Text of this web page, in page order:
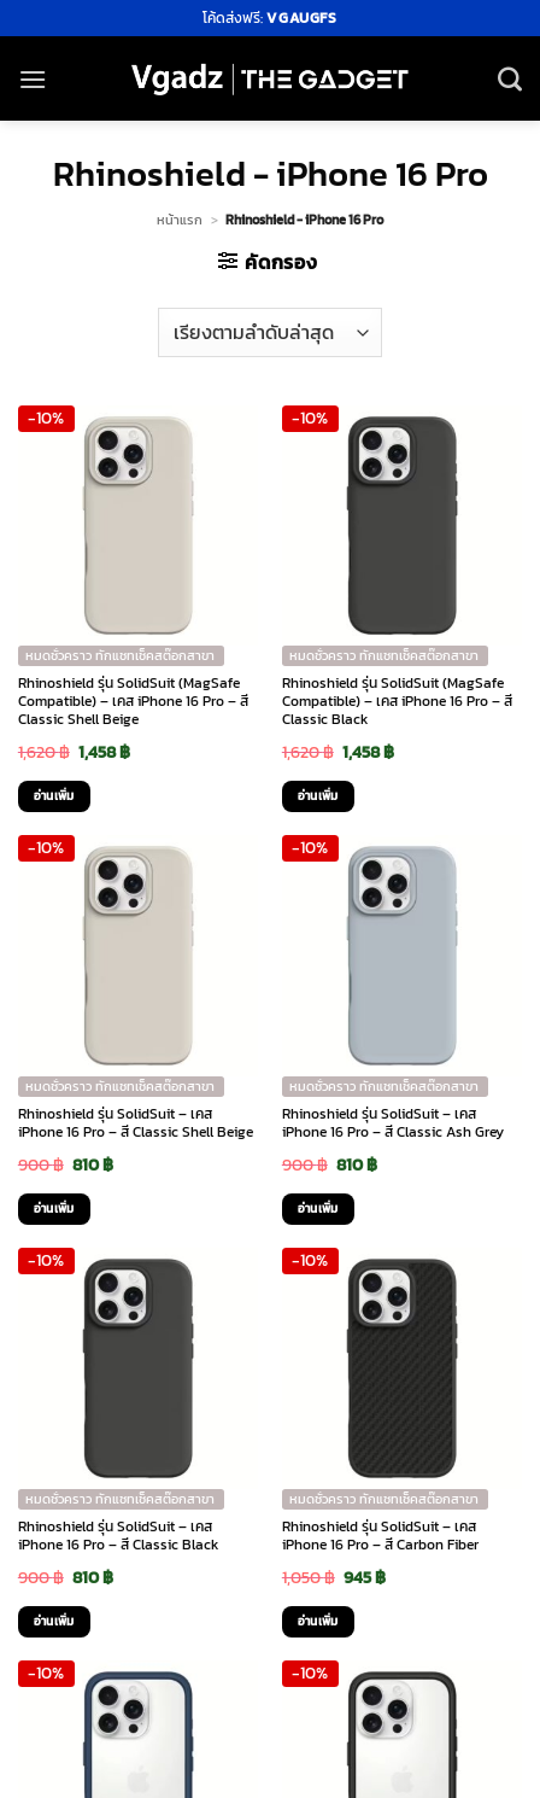
ไป
ยัง
โค้ดส่งฟรี:VGAUGFS
Rhinoshield - iPhone 16 Pro
หน้าแรก > Rhinoshield - iPhone 16 Pro
คัดกรอง
-10%
หมดชั่วคราว ทักแชทเช็คสต๊อกสาขา
Rhinoshield รุ่น SolidSuit (MagSafe
Compatible) – เคส iPhone 16 Pro – สี
Classic Shell Beige
1,620฿ Original
price
was:
1,620 ฿.
1,458฿Current
1,458 ฿.
อ่านเพิ่ม
-10%
หมดชั่วคราว ทักแชทเช็คสต๊อกสาขา
Rhinoshield รุ่น SolidSuit (MagSafe
Compatible) – เคส iPhone 16 Pro – สี
Classic Black
1,620฿ Original
price
was:
1,620 ฿.
1,458฿Current
1,458 ฿.
อ่านเพิ่ม
-10%
หมดชั่วคราว ทักแชทเช็คสต๊อกสาขา
Rhinoshield รุ่น SolidSuit – เคส
iPhone 16 Pro – สี Classic Shell Beige
900฿ Original
price
was:
900 ฿.
810฿Current
810 ฿.
อ่านเพิ่ม
-10%
หมดชั่วคราว ทักแชทเช็คสต๊อกสาขา
Rhinoshield รุ่น SolidSuit – เคส
iPhone 16 Pro – สี Classic Ash Grey
900฿ Original
price
was:
900 ฿.
810฿Current
810 ฿.
อ่านเพิ่ม
-10%
หมดชั่วคราว ทักแชทเช็คสต๊อกสาขา
Rhinoshield รุ่น SolidSuit – เคส
iPhone 16 Pro – สี Classic Black
900฿ Original
price
was:
900 ฿.
810฿Current
810 ฿.
อ่านเพิ่ม
-10%
หมดชั่วคราว ทักแชทเช็คสต๊อกสาขา
Rhinoshield รุ่น SolidSuit – เคส
iPhone 16 Pro – สี Carbon Fiber
1,050฿ Original
price
was:
1,050 ฿.
945฿Current
945 ฿.
อ่านเพิ่ม
-10% -10%